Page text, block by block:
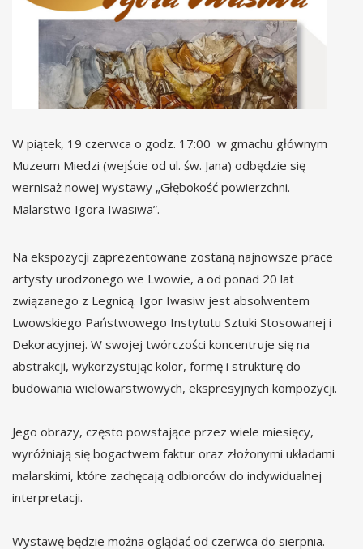
W piątek, 19 czerwca o godz. 17:00 w gmachu głównym
Muzeum Miedzi (wejście od ul. św. Jana) odbędzie się
wernisaż nowej wystawy „Głębokość powierzchni.
Malarstwo Igora Iwasiwa”.
Na ekspozycji zaprezentowane zostaną najnowsze prace
artysty urodzonego we Lwowie, a od ponad 20 lat
związanego z Legnicą. Igor Iwasiw jest absolwentem
Lwowskiego Państwowego Instytutu Sztuki Stosowanej i
Dekoracyjnej. W swojej twórczości koncentruje się na
abstrakcji, wykorzystując kolor, formę i strukturę do
budowania wielowarstwowych, ekspresyjnych kompozycji.
Jego obrazy, często powstające przez wiele miesięcy,
wyróżniają się bogactwem faktur oraz złożonymi układami
malarskimi, które zachęcają odbiorców do indywidualnej
interpretacji.
Wystawę będzie można oglądać od czerwca do sierpnia.